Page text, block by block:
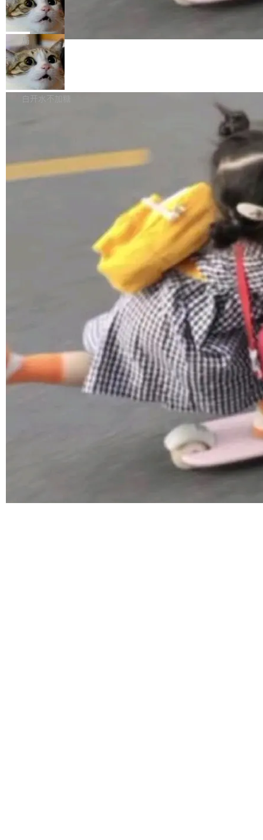
件之中，形成高度复杂的知识关联网络。传统的
代码检索手段（如关键词匹配、目录遍历）仅能
在语法层面完成文本定位，难以触及代码的语义
内涵与结构关联，导致开发者使用代码智能体在
理解大规模代码仓时面临显著"代码仓理解"瓶
颈。 代码仓深度理解服务（以下简称" CodeBas
e深度理解服务"）是华为云码道（CodeA...
数据。 王某2024年1月入职东城区某科技公司AI
短剧部门，有互联网大厂背景。在公司内部架构
调整期间，部门三次通知全员将数据从A集群迁
移到B集群，王某都回复了"收到"。 他没有迁移
数据。2024年9月3日下午4点，他使用此前登录
的账号密码进入A集群，输入了一条被程序员圈
称为"删库跑路"的命令——最高管理员权限、无
Cloudflare 分享推理优化实践：KV ca
che 量化 + 权重压缩，吞吐量提升 4
1%，成本降 30%
Kimi 和 GLM 是当前最强的大模型系列之一，但
它们有一个共同的问题：太吃显存了。月之暗面
的 Kimi K 系列和智谱的 GLM 都是长上下文、M
oE 架构的大模型，好用到让人上瘾，但 GPU 显
存永远不够用。 Cloudflare 的 Workers AI 团队
一直在跑这些模型的推理。他们在官方博客上发
整性保护。效果是：吞吐量提升 41%，每 token
成本降低 30%，精度不变。 FP8 省的不仅是显
存 KV cache 是推理时最吃显...
局
腾讯混元 Hy ASR3.0preview 发布
腾讯混元正式推出新一代语音识别模型 Hy ASR
3.0preview。基于最新一代大语言模型 Hy3 的
让语音识别不再只是听清，而是真正听懂。通过
先理解你的语境和意图，再把准确的文字直接给
到你。从“逐字转写、单点优化”演进为“理解语
境、兼容场景、一键直出”。 Hy ASR 3.0 previe
w 不要求标准普通话，方言识别覆盖粤语、吴语
等 10 大方言片区和 20 余个二级小片区。在开
源评测集中，Hy ASR 3.0 preview 在多语种的
白开水不加糖
©OSCHINA(OSChina.NET) 京ICP备2025119063号